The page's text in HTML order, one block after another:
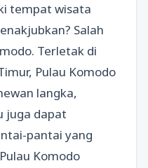
tempat wisata
Salah
Terletak di
Pulau Komodo
langka,
juga dapat
pantai yang
Komodo